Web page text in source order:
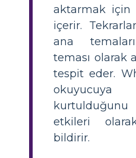
aktarmak için
içerir.
ana
teması olarak
tespit eder.
etkileri
bildirir.